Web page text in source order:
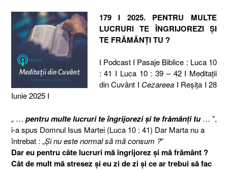
179 I 2025. PENTRU MULTE
LUCRURI TE ÎNGRIJOREZI ȘI
TE FRĂMÂNȚI TU ?
I Podcast I Pasaje Biblice : Luca 10
: 41 I Luca 10 : 39 – 42 I Meditaţii
din Cuvânt I Cezareea I Reşiţa I 28
Iunie 2025 I
„ … pentru multe lucruri te îngrijorezi și te frămânți tu… ”,
i-a spus Domnul Isus Martei (Luca 10 : 41) Dar Marta nu a
întrebat : „Și nu este normal să mă consum ?”
Dar eu pentru câte lucruri mă îngrijorez și mă frământ ?
Cât de mult mă stresez și eu zi de zi și ce ar trebui să fac